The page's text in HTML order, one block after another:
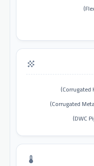
grain
thermostat